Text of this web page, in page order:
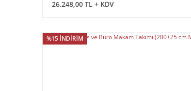
26.248,00 TL + KDV
%15 İNDİRİM